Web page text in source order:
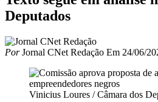
Deputados
PorJornal CNet Redação Em 24/06/
Vinicius Loures / Câmara dos